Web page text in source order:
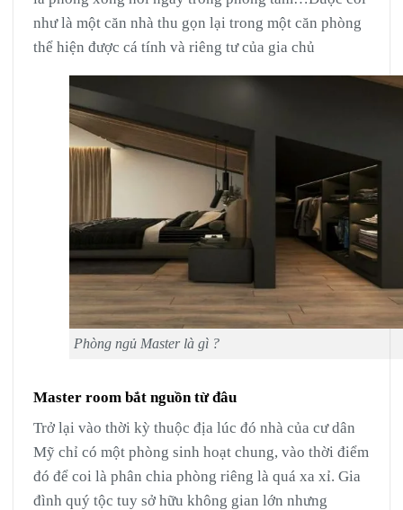
như là một căn nhà thu gọn lại trong một căn phòng
thể hiện được cá tính và riêng tư của gia chủ
Phòng ngủ Master là gì ?
Master room bắt nguồn từ đâu
Trở lại vào thời kỳ thuộc địa lúc đó nhà của cư dân
Mỹ chỉ có một phòng sinh hoạt chung, vào thời điểm
đó để coi là phân chia phòng riêng là quá xa xỉ. Gia
đình quý tộc tuy sở hữu không gian lớn nhưng